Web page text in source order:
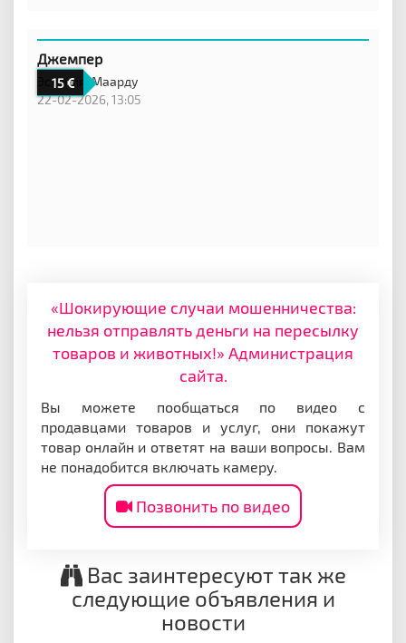
15
Джемпер
Эстония,Маарду
22-02-2026, 13:05
«Шокирующие случаи мошенничества:
нельзя отправлять деньги на пересылку
товаров и животных!» Администрация
сайта.
Вы можете пообщаться по видео с
продавцами товаров и услуг, они покажут
товар онлайн и ответят на ваши вопросы. Вам
не понадобится включать камеру.
Позвонить по видео
Вас заинтересуют так же
следующие объявления и
новости